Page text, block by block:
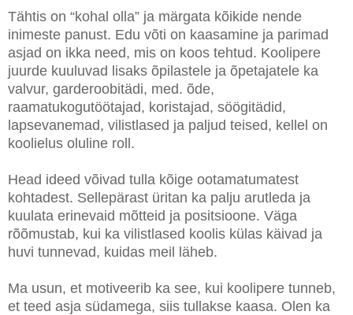
Tähtis on “kohal olla” ja märgata kõikide nende
inimeste panust. Edu võti on kaasamine ja parimad
asjad on ikka need, mis on koos tehtud. Koolipere
juurde kuuluvad lisaks õpilastele ja õpetajatele ka
valvur, garderoobitädi, med. õde,
raamatukogutöötajad, koristajad, söögitädid,
lapsevanemad, vilistlased ja paljud teised, kellel on
koolielus oluline roll.
Head ideed võivad tulla kõige ootamatumatest
kohtadest. Sellepärast üritan ka palju arutleda ja
kuulata erinevaid mõtteid ja positsioone. Väga
rõõmustab, kui ka vilistlased koolis külas käivad ja
huvi tunnevad, kuidas meil läheb.
Ma usun, et motiveerib ka see, kui koolipere tunneb,
et teed asja südamega, siis tullakse kaasa. Olen ka